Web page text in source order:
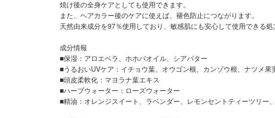
焼け後の全身ケアとしても使用できます。
また、ヘアカラー後のケアに使えば、褪色防止につながります。
天然由来成分を97％使用しており、敏感肌にも安心して使用できる処
成分情報
■保湿：アロエベラ、ホホバオイル、シアバター
■うるおいUVケア：イチョウ葉、オウゴン根、カンゾウ根、ナツメ果
■頭皮柔軟化：マヨラナ葉エキス
■ハーブウォーター：ローズウォーター
■精油：オレンジスイート、ラベンダー、レモンセントティーツリー